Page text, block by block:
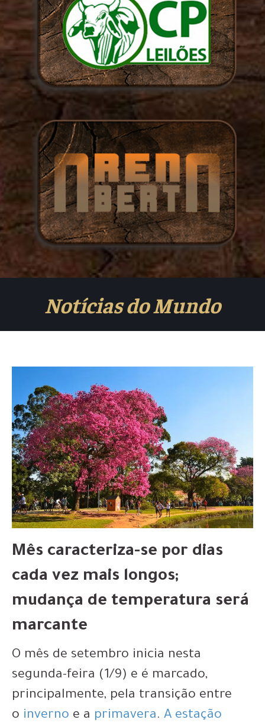
Notícias do Mundo
Mês caracteriza-se por dias
cada vez mais longos;
mudança de temperatura será
marcante
O mês de setembro inicia nesta
segunda-feira (1/9) e é marcado,
principalmente, pela transição entre
o inverno e a primavera. A estação